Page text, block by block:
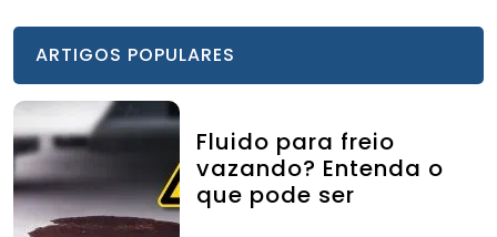
ARTIGOS POPULARES
Fluido para freio
vazando? Entenda o
que pode ser